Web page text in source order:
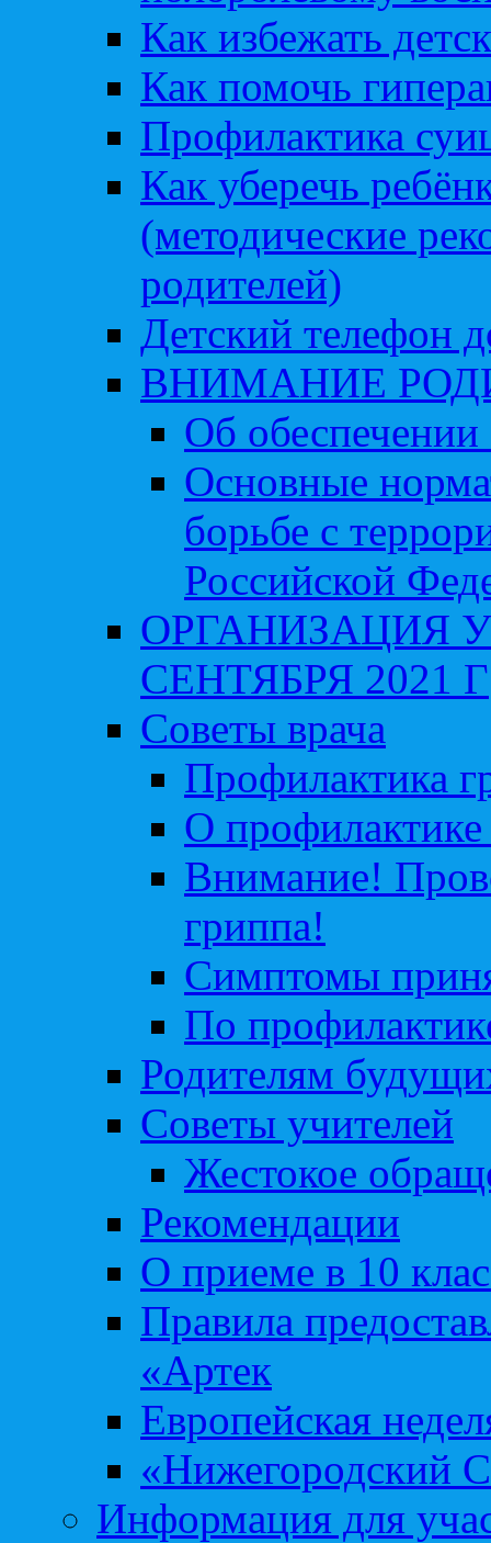
Как избежать
Как помочь
Профилактика
Как уберечь
(методические
родителей)
Детский телефон
ВНИМАНИЕ
Об обеспечении
Основные
борьбе с
Российской
ОРГАНИЗАЦИЯ
СЕНТЯБРЯ 2021 Г
Советы врача
Профилактика
О профилактике
Внимание!
гриппа!
Симптомы
По
Родителям
Советы учителей
Жестокое
Рекомендации
О приеме в 10
Правила
«Артек
Европейская
«Нижегородский
Информация для